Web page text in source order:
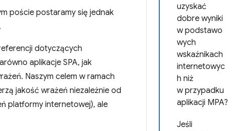
uzyskać
dobre wyniki
w podstawo
wych
wskaźnikach
internetowyc
h niż
w przypadku
aplikacji MPA?
Jeśli
poście postaramy się jednak
dotyczących
aplikacje SPA, jak
Naszym celem w ramach
jakość wrażeń niezależnie od
platformy internetowej), ale